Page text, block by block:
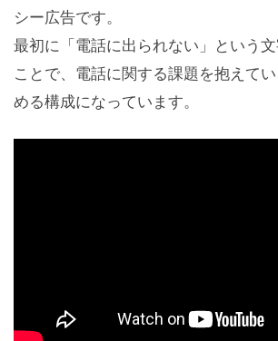
シー広告です。
最初に「電話に出られない」という
ことで、電話に関する課題を抱えて
める構成になっています。